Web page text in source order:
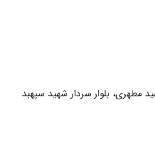
مطهری، بلوار سردار شهید سپهبد